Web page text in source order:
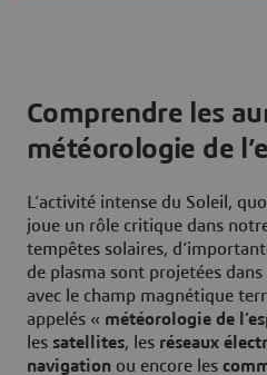
Comprendre les
météorologie de
L’activité intense du Soleil,
joue un rôle critique dans
tempêtes solaires,
de plasma sont projetées
avec le champ magnétique
appelés « météorologie de
les satellites, les réseaux
navigation ou encore les